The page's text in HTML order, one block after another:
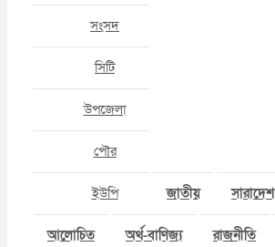
সংসদ
সিটি
উপজেলা
পৌর
ইউপি জাতীয় সারাদেশ
আলোচিত অর্থ-বাণিজ্য রাজনীতি